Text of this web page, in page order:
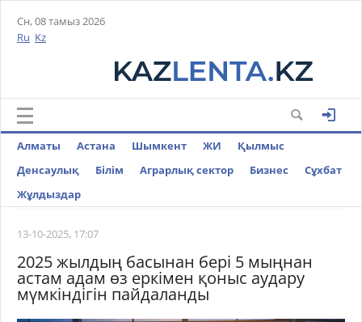
Сн, 08 тамыз 2026
Ru Kz
Алматы Астана Шымкент ЖИ
Қылмыс
Денсаулық
Білім Аграрлық сектор Бизнес
Cұхбат
Жұлдыздар
13-10-2025, 17:07
2025 жылдың басынан бері 5 мыңнан
астам адам өз еркімен қоныс аудару
мүмкіндігін пайдаланды